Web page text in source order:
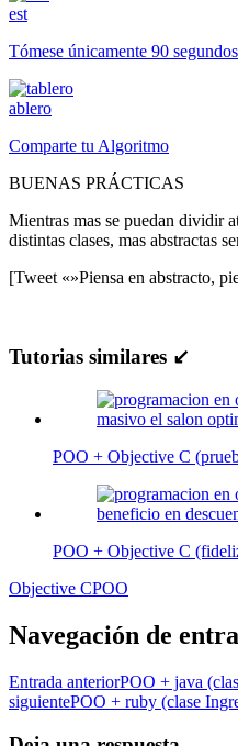
est
Tómese únicamente 90 segundos
ablero
Comparte tu Algoritmo
BUENAS PRÁCTICAS
Mientras mas se puedan dividir
distintas clases, mas abstractas
[Tweet «»Piensa en abstracto,
Tutorias similares ↙
POO + Objective C
POO + Objective C
Objective CPOO
Navegación de
Entrada anteriorPOO + java
siguientePOO + ruby (clase